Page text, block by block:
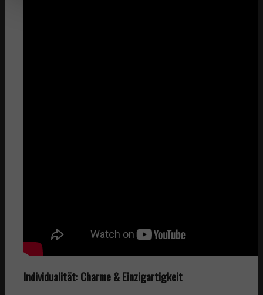
Individualität: Charme & Einzigartigkeit